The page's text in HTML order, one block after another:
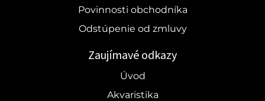
Povinnosti obchodníka
Odstúpenie od zmluvy
Zaujímavé odkazy
Úvod
Akvaristika